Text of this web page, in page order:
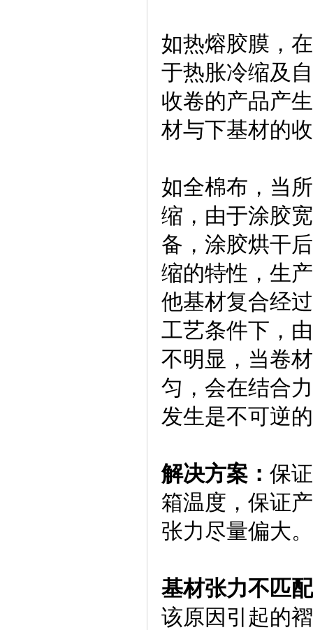
如热熔胶膜，
于热胀冷缩及
收卷的产品产
材与下基材的
如全棉布，当
缩，由于涂胶
备，涂胶烘干
缩的特性，生
他基材复合经
工艺条件下，
不明显，当卷
匀，会在结合
发生是不可逆
解决方案： 保
箱温度，保证
张力尽量偏大。
基材张力不匹配
该原因引起的